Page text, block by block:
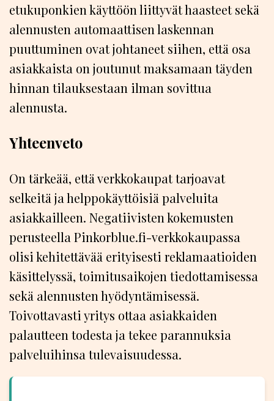
etukuponkien käyttöön liittyvät haasteet sekä
alennusten automaattisen laskennan
puuttuminen ovat johtaneet siihen, että osa
asiakkaista on joutunut maksamaan täyden
hinnan tilauksestaan ilman sovittua
alennusta.
Yhteenveto
On tärkeää, että verkkokaupat tarjoavat
selkeitä ja helppokäyttöisiä palveluita
asiakkailleen. Negatiivisten kokemusten
perusteella Pinkorblue.fi-verkkokaupassa
olisi kehitettävää erityisesti reklamaatioiden
käsittelyssä, toimitusaikojen tiedottamisessa
sekä alennusten hyödyntämisessä.
Toivottavasti yritys ottaa asiakkaiden
palautteen todesta ja tekee parannuksia
palveluihinsa tulevaisuudessa.